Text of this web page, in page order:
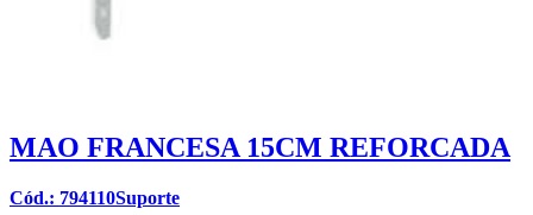
MAO FRANCESA 15CM REFORCADA
Cód.: 794110Suporte